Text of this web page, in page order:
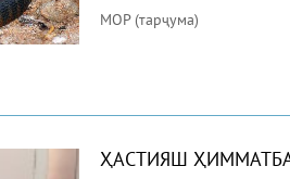
МОР (тарҷума)
ҲАСТИЯШ